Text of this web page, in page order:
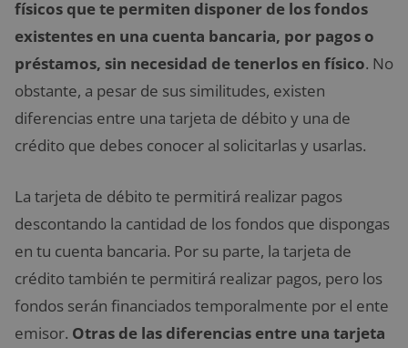
físicos que te permiten disponer de los fondos
existentes en una cuenta bancaria, por pagos o
préstamos, sin necesidad de tenerlos en físico. No
obstante, a pesar de sus similitudes, existen
diferencias entre una tarjeta de débito y una de
crédito que debes conocer al solicitarlas y usarlas.
La tarjeta de débito te permitirá realizar pagos
descontando la cantidad de los fondos que dispongas
en tu cuenta bancaria. Por su parte, la tarjeta de
crédito también te permitirá realizar pagos, pero los
fondos serán financiados temporalmente por el ente
emisor. Otras de las diferencias entre una tarjeta